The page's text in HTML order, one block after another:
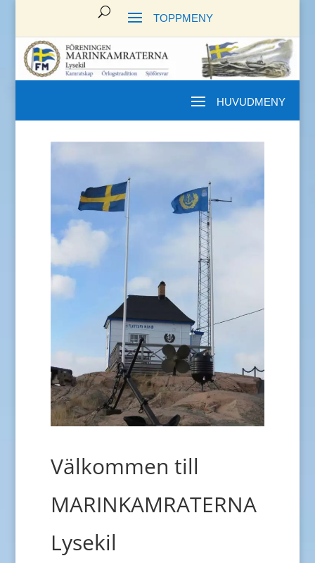
Välkommen till
MARINKAMRATERNA
Lysekil